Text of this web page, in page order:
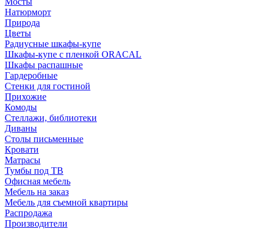
Натюрморт
Природа
Цветы
Радиусные шкафы-купе
Шкафы-купе с пленкой ORACAL
Шкафы распашные
Гардеробные
Стенки для гостиной
Прихожие
Комоды
Стеллажи, библиотеки
Диваны
Столы письменные
Кровати
Матрасы
Тумбы под ТВ
Офисная мебель
Мебель на заказ
Мебель для съемной квартиры
Распродажа
Производители